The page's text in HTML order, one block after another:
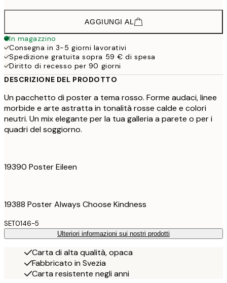
AGGIUNGI AL
In magazzino
Consegna in 3-5 giorni lavorativi
Spedizione gratuita sopra 59 € di spesa
Diritto di recesso per 90 giorni
DESCRIZIONE DEL PRODOTTO
Un pacchetto di poster a tema rosso. Forme audaci, linee
morbide e arte astratta in tonalità rosse calde e colori
neutri. Un mix elegante per la tua galleria a parete o per i
quadri del soggiorno.
19390 Poster Eileen
19388 Poster Always Choose Kindness
SET0146-5
Ulteriori informazioni sui nostri prodotti
Carta di alta qualità, opaca
Fabbricato in Svezia
Carta resistente negli anni